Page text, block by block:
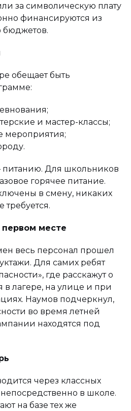
за символическую плату
финансируются из
бюджетов.
обещает быть
и мастер-классы;
мероприятия;
Для школьников
горячее питание.
в смену, никаких
требуется.
месте
весь персонал прошел
Для самих ребят
где расскажут о
в лагере, на улице и при
Наумов подчеркнул,
во время летней
находятся под
через классных
в школе.
на базе тех же